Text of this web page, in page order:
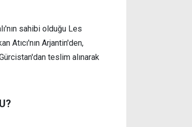
sahibi olduğu Les
Atıcı'nın Arjantin'den,
teslim alınarak